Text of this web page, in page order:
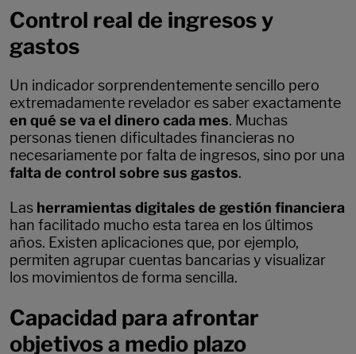
Control real de ingresos y
gastos
Un indicador sorprendentemente sencillo pero
extremadamente revelador es saber exactamente
en qué se va el dinero cada mes. Muchas
personas tienen dificultades financieras no
necesariamente por falta de ingresos, sino por una
falta de control sobre sus gastos.
Las herramientas digitales de gestión financiera
han facilitado mucho esta tarea en los últimos
años. Existen aplicaciones que, por ejemplo,
permiten agrupar cuentas bancarias y visualizar
los movimientos de forma sencilla.
Capacidad para afrontar
objetivos a medio plazo